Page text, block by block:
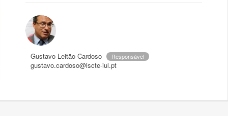
Gustavo Leitão Cardoso Responsável
gustavo.cardoso@iscte-iul.pt